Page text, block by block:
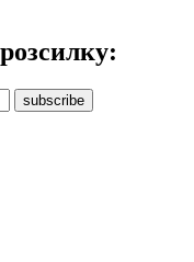
subscribe